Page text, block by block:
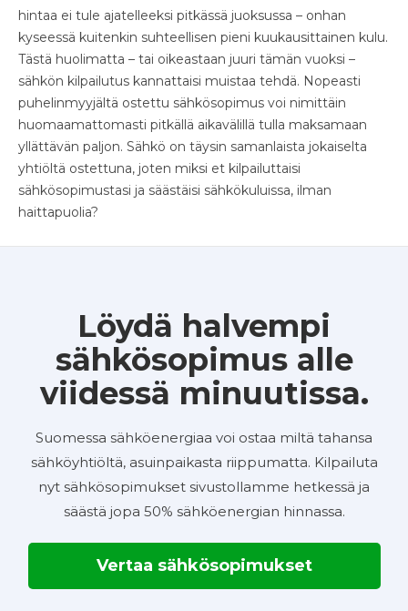
hintaa ei tule ajatelleeksi pitkässä juoksussa – onhan
kyseessä kuitenkin suhteellisen pieni kuukausittainen kulu.
Tästä huolimatta – tai oikeastaan juuri tämän vuoksi –
sähkön kilpailutus kannattaisi muistaa tehdä. Nopeasti
puhelinmyyjältä ostettu sähkösopimus voi nimittäin
huomaamattomasti pitkällä aikavälillä tulla maksamaan
yllättävän paljon. Sähkö on täysin samanlaista jokaiselta
yhtiöltä ostettuna, joten miksi et kilpailuttaisi
sähkösopimustasi ja säästäisi sähkökuluissa, ilman
haittapuolia?
Löydä halvempi
sähkösopimus alle
viidessä minuutissa.
Suomessa sähköenergiaa voi ostaa miltä tahansa
sähköyhtiöltä, asuinpaikasta riippumatta. Kilpailuta
nyt sähkösopimukset sivustollamme hetkessä ja
säästä jopa 50% sähköenergian hinnassa.
Vertaa sähkösopimukset